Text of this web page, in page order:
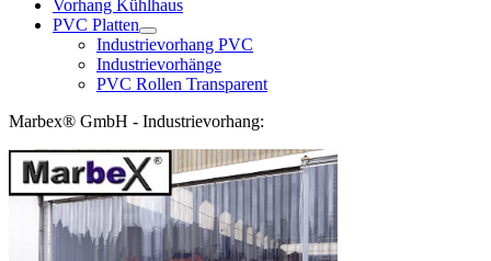
Vorhang Kühlhaus
PVC Platten
Industrievorhang PVC
Industrievorhänge
PVC Rollen Transparent
Marbex® GmbH - Industrievorhang: